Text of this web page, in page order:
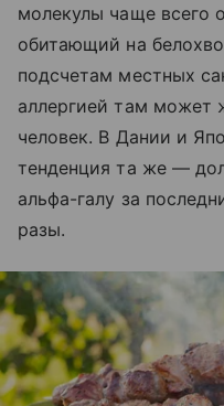
молекулы чаще всего
обитающий на
подсчетам местных
аллергией там может
человек. В Дании и
тенденция та же —
альфа-галу за
разы.